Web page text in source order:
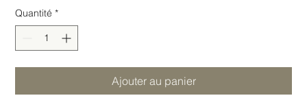
Quantité *
Ajouter au panier